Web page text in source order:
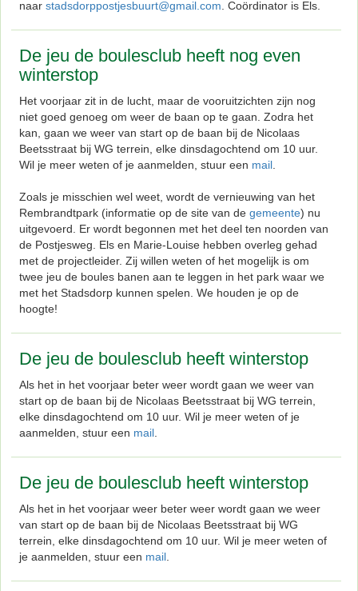
naar stadsdorppostjesbuurt@gmail.com . Coördinator is Els.
De jeu de boulesclub heeft nog even
winterstop
Het voorjaar zit in de lucht, maar de vooruitzichten zijn nog
niet goed genoeg om weer de baan op te gaan. Zodra het
kan, gaan we weer van start op de baan bij de Nicolaas
Beetsstraat bij WG terrein, elke dinsdagochtend om 10 uur.
Wil je meer weten of je aanmelden, stuur een mail
Zoals je misschien wel weet, wordt de vernieuwing van het
Rembrandtpark (informatie op de site van de gemeente) nu
uitgevoerd. Er wordt begonnen met het deel ten noorden van
de Postjesweg. Els en Marie-Louise hebben overleg gehad
met de projectleider. Zij willen weten of het mogelijk is om
twee jeu de boules banen aan te leggen in het park waar we
met het Stadsdorp kunnen spelen. We houden je op de
hoogte!
De jeu de boulesclub heeft winterstop
Als het in het voorjaar beter weer wordt gaan we weer van
start op de baan bij de Nicolaas Beetsstraat bij WG terrein,
elke dinsdagochtend om 10 uur. Wil je meer weten of je
aanmelden, stuur een mail
De jeu de boulesclub heeft winterstop
Als het in het voorjaar weer beter weer wordt gaan we weer
van start op de baan bij de Nicolaas Beetsstraat bij WG
terrein, elke dinsdagochtend om 10 uur. Wil je meer weten of
je aanmelden, stuur een mail